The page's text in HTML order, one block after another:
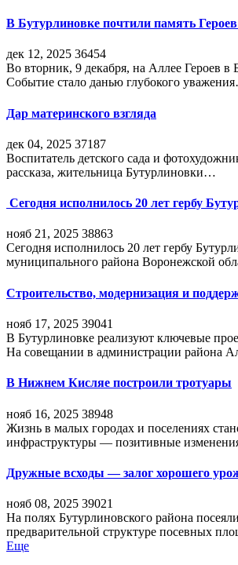
В Бутурлиновке почтили память
дек 12, 2025 36454
Во вторник, 9 декабря, на Аллее Героев
Событие стало данью глубокого
Дар материнского взгляда
дек 04, 2025 37187
Воспитатель детского сада и
рассказа, жительница Бутурлиновки…
Сегодня исполнилось 20 лет гербу
нояб 21, 2025 38863
Сегодня исполнилось 20 лет гербу
муниципального района Воронежской
Строительство, модернизация и
нояб 17, 2025 39041
В Бутурлиновке реализуют ключевые
На совещании в администрации района
В Нижнем Кисляе построили тротуары
нояб 16, 2025 38948
Жизнь в малых городах и поселениях
инфраструктуры — позитивные
Дружные всходы — залог хорошего
нояб 08, 2025 39021
На полях Бутурлиновского района
предварительной структуре посевных
Еще